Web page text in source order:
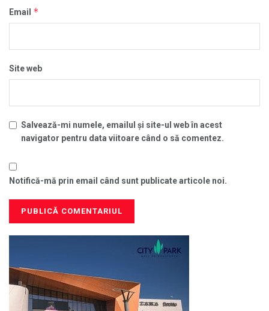
Email *
Site web
Salvează-mi numele, emailul și site-ul web în acest
navigator pentru data viitoare când o să comentez.
Notifică-mă prin email când sunt publicate articole noi.